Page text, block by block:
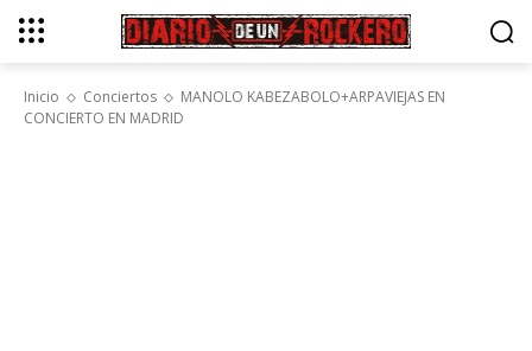
Inicio Conciertos
MANOLO KABEZABOLO+ARPAVIEJAS EN
CONCIERTO EN MADRID